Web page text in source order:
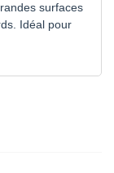
surfaces
Idéal pour